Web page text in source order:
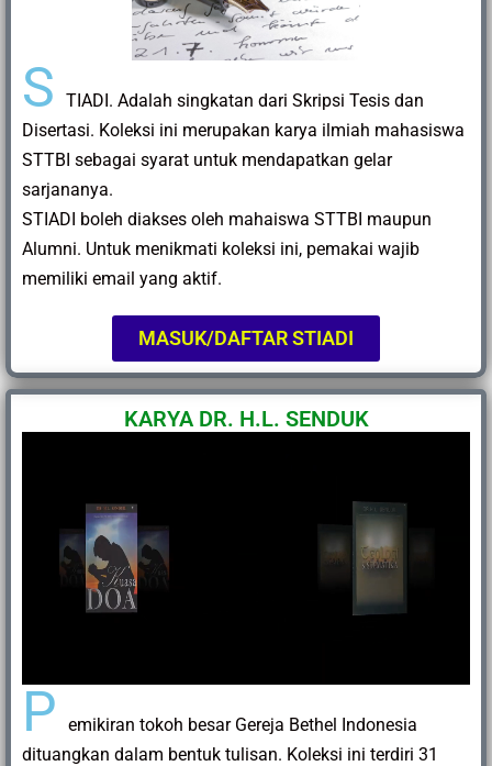
S
TIADI. Adalah singkatan dari Skripsi Tesis dan
Disertasi. Koleksi ini merupakan karya ilmiah mahasiswa
STTBI sebagai syarat untuk mendapatkan gelar
sarjananya.
STIADI boleh diakses oleh mahaiswa STTBI maupun
Alumni. Untuk menikmati koleksi ini, pemakai wajib
memiliki email yang aktif.
MASUK/DAFTAR STIADI
KARYA DR. H.L. SENDUK
P
emikiran tokoh besar Gereja Bethel Indonesia
dituangkan dalam bentuk tulisan. Koleksi ini terdiri 31